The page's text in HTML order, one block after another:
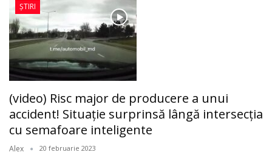
ȘTIRI
(video) Risc major de producere a unui
accident! Situaţie surprinsă lângă intersecția
cu semafoare inteligente
Alex 20 februarie 2023